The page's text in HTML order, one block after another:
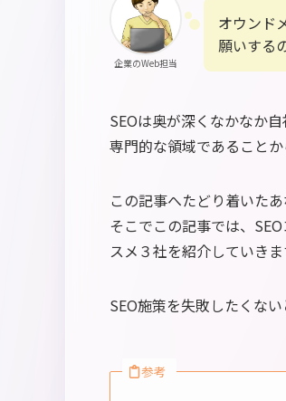
企業のWeb担当
オウンド
願いする
SEOは奥が深くなかなか
専門的な領域であること
この記事へたどり着いた
そこでこの記事では、
スメ３社を紹介していきま
SEO施策を失敗したくな
参考